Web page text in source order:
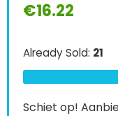
Available:31
af
Schiet
0 3